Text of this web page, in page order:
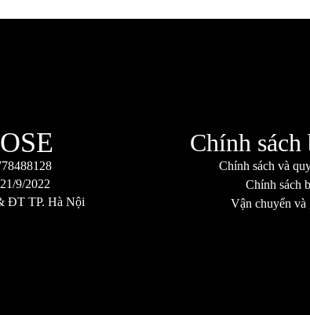
9/2022
ĐT TP. Hà Nội
Chính sách
Chính sách và
Chính sách
Vận chuyển và